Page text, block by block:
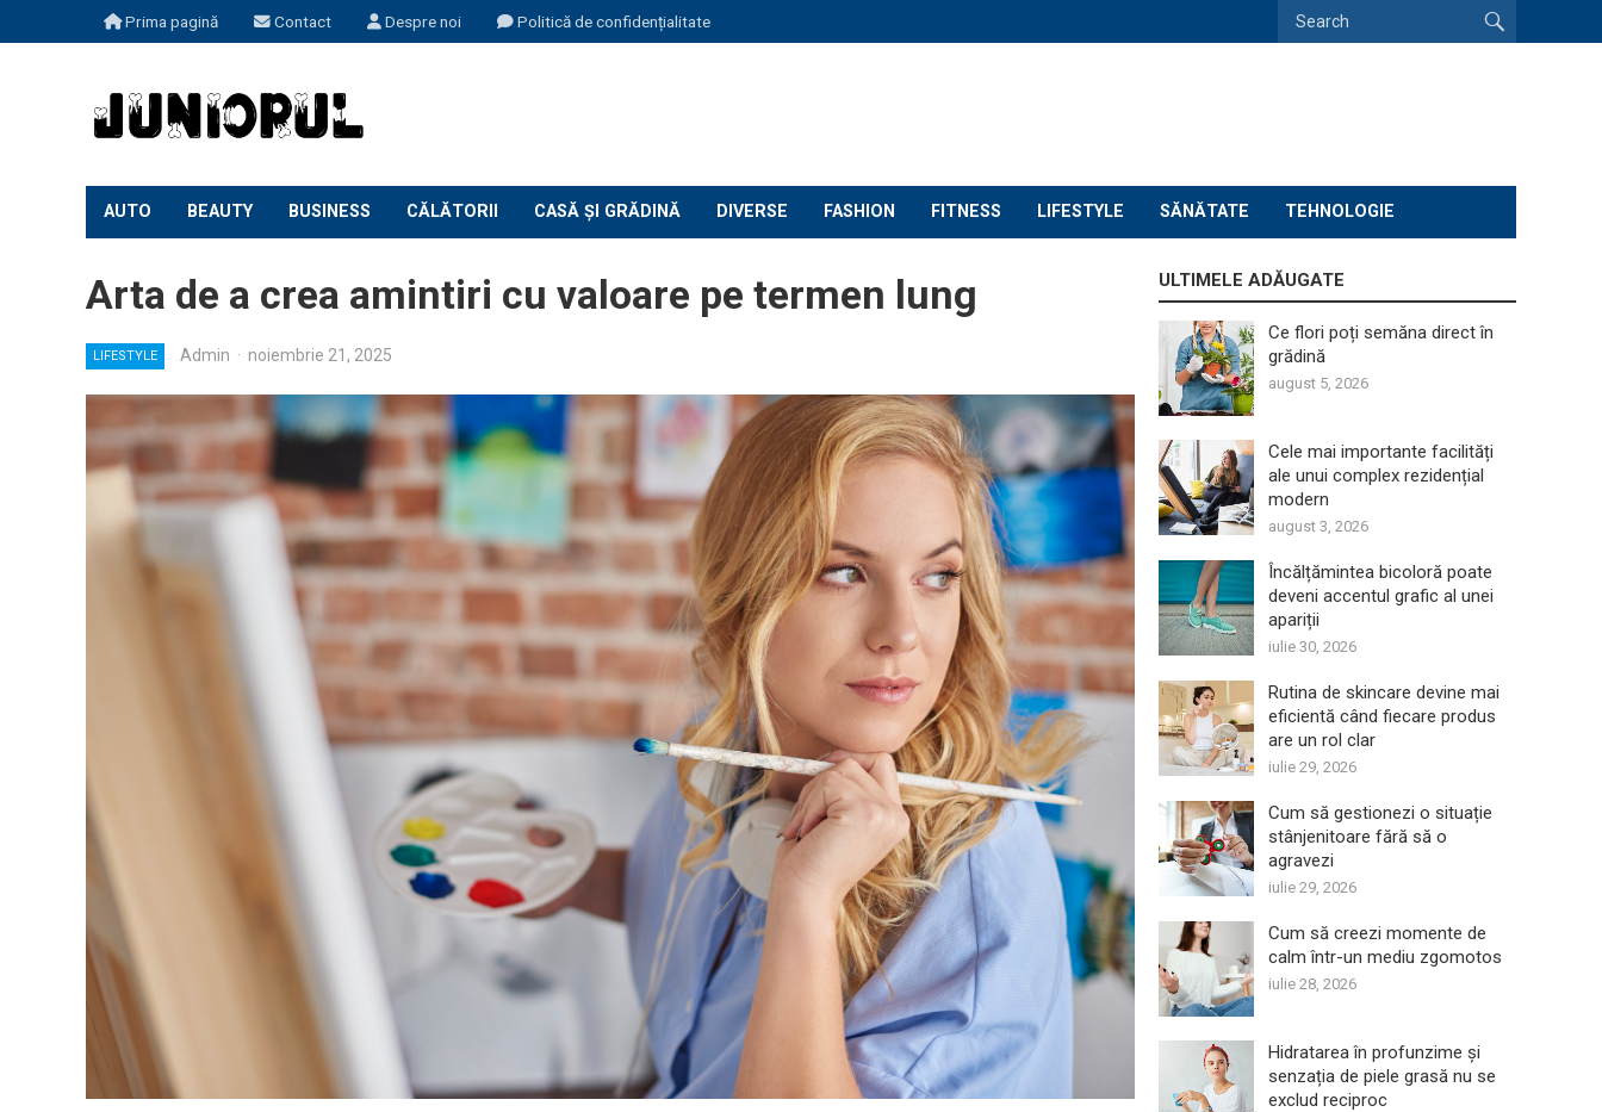
Prima pagină Contact Despre noi Politică de confidențialitate
AUTO BEAUTY BUSINESS CĂLĂTORII CASĂ ȘI GRĂDINĂ DIVERSE FASHION FITNESS LIFESTYLE SĂNĂTATE TEHNOLOGIE
Arta de a crea amintiri cu valoare pe termen lung
LIFESTYLE Admin · noiembrie 21, 2025
ULTIMELE ADĂUGATE
Ce flori poți semăna direct în
grădină
august 5, 2026
Cele mai importante facilități
ale unui complex rezidențial
modern
august 3, 2026
Încălțămintea bicoloră poate
deveni accentul grafic al unei
apariții
iulie 30, 2026
Rutina de skincare devine mai
eficientă când fiecare produs
are un rol clar
iulie 29, 2026
Cum să gestionezi o situație
stânjenitoare fără să o
agravezi
iulie 29, 2026
Cum să creezi momente de
calm într-un mediu zgomotos
iulie 28, 2026
Hidratarea în profunzime și
senzația de piele grasă nu se
exclud reciproc